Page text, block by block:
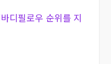
디필로우 순위를 지